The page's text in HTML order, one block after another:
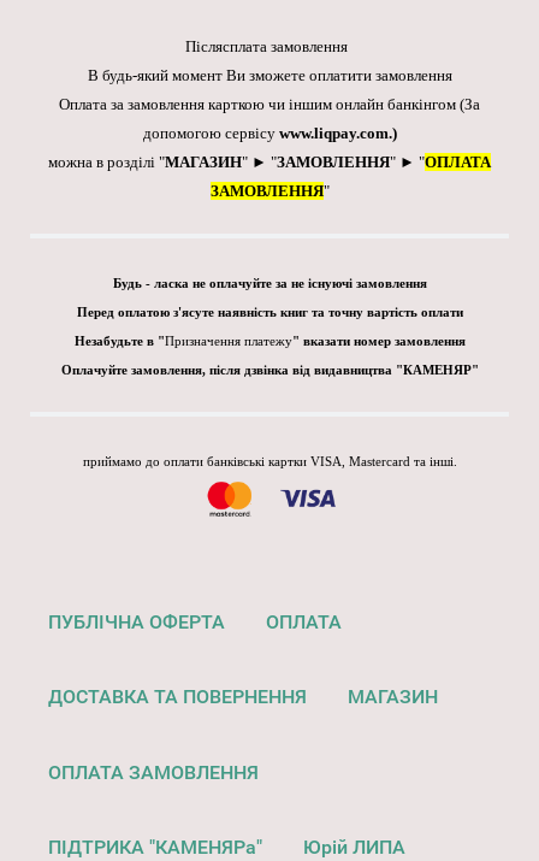
Післясплата замовлення
В будь-який момент Ви зможете оплатити замовлення
Оплата за замовлення карткою чи іншим онлайн банкінгом (За
допомогою сервісу www.liqpay.com.)
можна в розділі "МАГАЗИН" ► "ЗАМОВЛЕННЯ" ► "ОПЛАТА
ЗАМОВЛЕННЯ"
Будь - ласка не оплачуйте за не існуючі замовлення
Перед оплатою з'ясуте наявність книг та точну вартість оплати
Незабудьте в "Призначення платежу" вказати номер замовлення
Оплачуйте замовлення, після дзвінка від видавництва "КАМЕНЯР"
приймамо до оплати банківські картки VISA, Mastercard та інші.
ПУБЛІЧНА ОФЕРТА ОПЛАТА
ДОСТАВКА ТА ПОВЕРНЕННЯ МАГАЗИН
ОПЛАТА ЗАМОВЛЕННЯ
ПІДТРИКА "КАМЕНЯРа" Юрій ЛИПА